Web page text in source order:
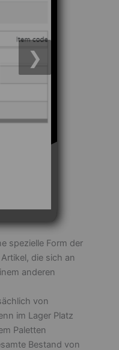
❯
spezielle Form der
die sich an
anderen
von
im Lager Platz
Paletten
Bestand von